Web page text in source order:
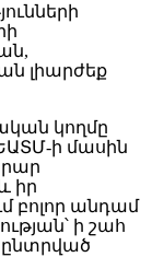
լիարժեք
կողմը
ի մասին
իր
բոլոր անդամ
ի շահ